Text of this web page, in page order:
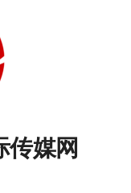
传媒网